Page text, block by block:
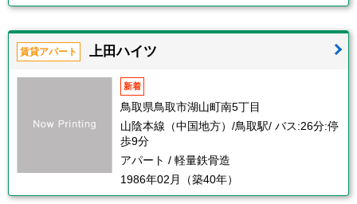
賃貸アパート 上田ハイツ
新着
鳥取県鳥取市湖山町南5丁目
山陰本線（中国地方）/鳥取駅/ バス:26分:停
歩9分
アパート / 軽量鉄骨造
1986年02月（築40年）